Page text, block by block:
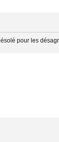
pour les